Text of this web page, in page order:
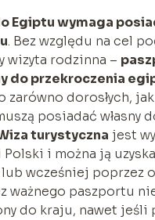
Egiptu wymaga
. Bez względu na cel
wizyta rodzinna –
do przekroczenia
zarówno dorosłych,
posiadać własny
turystyczna jest
i można ją
wcześniej poprzez
ważnego paszportu
do kraju, nawet jeśli